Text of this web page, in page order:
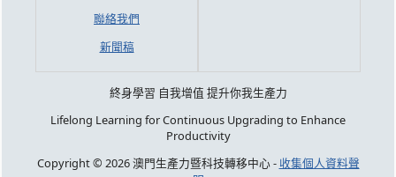
聯絡我們
新聞稿
終身學習 自我增值 提升你我生產力
Lifelong Learning for Continuous Upgrading to Enhance
Productivity
Copyright © 2026 澳門生產力暨科技轉移中心 - 收集個人資料聲